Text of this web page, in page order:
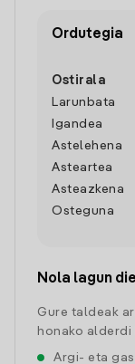
Ordutegia
Ostirala
Larunbata
Igandea
Astelehena
Asteartea
Asteazkena
Osteguna
Nola lagun
Gure taldeak
honako alderdi
Argi- eta